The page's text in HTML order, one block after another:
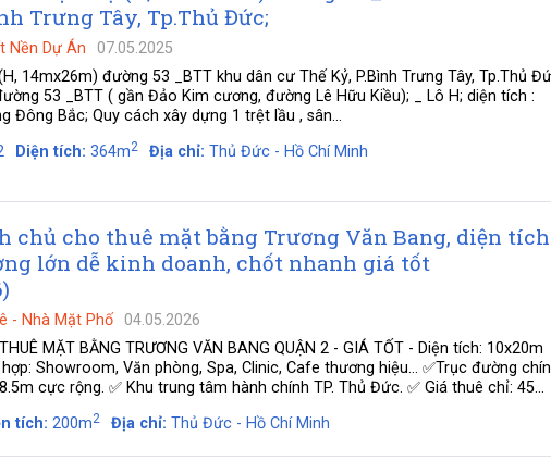
Trưng Tây, Tp.Thủ Đức;
Nền Dự Án
07.05.2025
14mx26m) đường 53 _BTT khu dân cư Thế Kỷ, P.Bình Trưng Tây, Tp.Thủ
53 _BTT ( gần Đảo Kim cương, đường Lê Hữu Kiều); _ Lô H; diện tích :
Đông Bắc; Quy cách xây dựng 1 trệt lầu , sân...
Diện tích: 364m2 Địa chỉ: Thủ Đức - Hồ Chí Minh
chủ cho thuê mặt bằng Trương Văn Bang, diện tích
lớn dễ kinh doanh, chốt nhanh giá tốt
- Nhà Mặt Phố 04.05.2026
MẶT BẰNG TRƯƠNG VĂN BANG QUẬN 2 - GIÁ TỐT - Diện tích: 10x20m
Showroom, Văn phòng, Spa, Clinic, Cafe thương hiệu... ✅Trục đường
cực rộng. ✅ Khu trung tâm hành chính TP. Thủ Đức. ✅ Giá thuê chỉ: 45...
tích: 200m2 Địa chỉ: Thủ Đức - Hồ Chí Minh